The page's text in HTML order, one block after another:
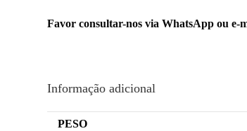
Favor consultar-nos via WhatsApp ou e-
Informação adicional
PESO